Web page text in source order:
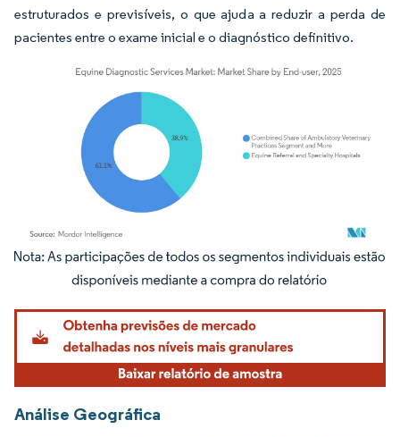
estruturados e previsíveis, o que ajuda a reduzir a perda de
pacientes entre o exame inicial e o diagnóstico definitivo.
Imagem © Mordor Intelligence. O reuso requer atribuição conforme CC BY 4.0.
Análise Geográfica